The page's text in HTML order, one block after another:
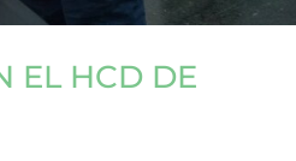
EL HCD DE